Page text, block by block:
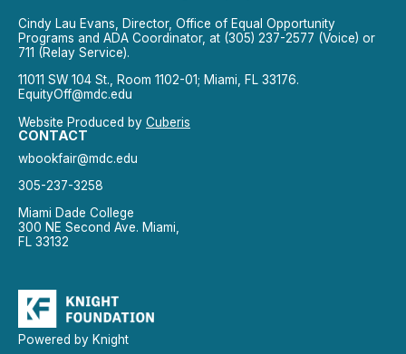
Cindy Lau Evans, Director, Office of Equal Opportunity
Programs and ADA Coordinator, at (305) 237-2577 (Voice) or
711 (Relay Service).
11011 SW 104 St., Room 1102-01; Miami, FL 33176.
EquityOff@mdc.edu
Website Produced by Cuberis
CONTACT
wbookfair@mdc.edu
305-237-3258
Miami Dade College
300 NE Second Ave. Miami,
FL 33132
Powered by Knight